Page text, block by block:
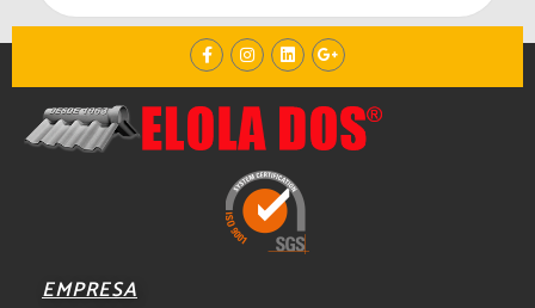
F
a
c
b
o
I
n
s
a
g
r
m
L
i
n
e
i
G
o
o
l
-
EMPRESA